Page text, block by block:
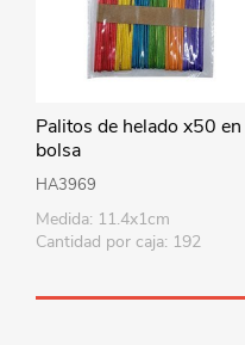
Palitos de helado x50 en
bolsa
HA3969
Medida: 11.4x1cm
Cantidad por caja: 192